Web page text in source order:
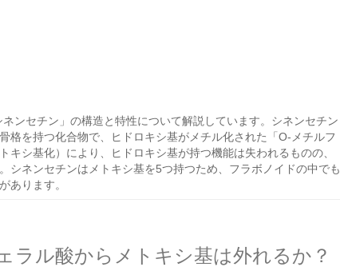
ンセチン」の構造と特性について解説しています。シネンセチン
格を持つ化合物で、ヒドロキシ基がメチル化された「O-メチルフ
キシ基化）により、ヒドロキシ基が持つ機能は失われるものの、
シネンセチンはメトキシ基を5つ持つため、フラボノイドの中でも
あります。
ラル酸からメトキシ基は外れるか？